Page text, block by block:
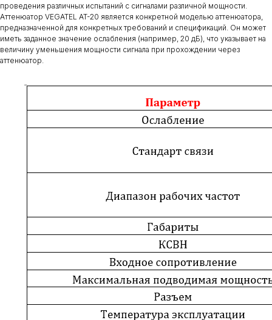
проведения различных испытаний с сигналами различной мощности.
Аттенюатор VEGATEL AT-20 является конкретной моделью аттенюатора,
предназначенной для конкретных требований и спецификаций. Он может
иметь заданное значение ослабления (например, 20 дБ), что указывает на
величину уменьшения мощности сигнала при прохождении через
аттенюатор.